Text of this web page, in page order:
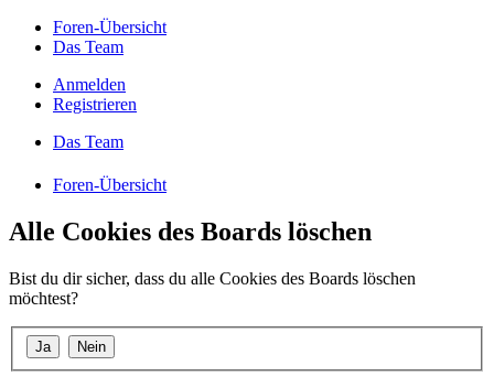
Foren-Übersicht
Das Team
Anmelden
Registrieren
Das Team
Foren-Übersicht
Alle Cookies des Boards löschen
Bist du dir sicher, dass du alle Cookies des Boards löschen
möchtest?